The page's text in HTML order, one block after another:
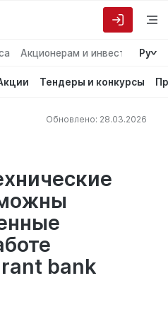
Акционерам и инвесторам
Ру
Тендеры и конкурсы
Обновлено: 28.03.2026
bank